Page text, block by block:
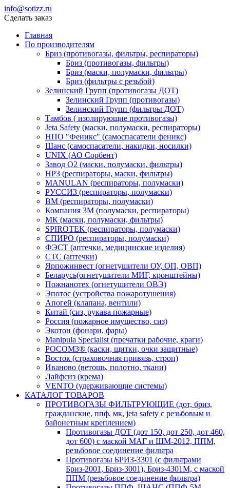
info@sotizz.ru
Сделать заказ
Главная
По производителям
Бриз (противогазы, фильтры, респираторы)
Бриз (противогазы, фильтры)
Бриз (маски, полумаски, фильтры)
Бриз (фильтры с резьбой)
Зелинский Групп (противогазы ДОТ)
Зелинский Групп (противогазы)
Зелинский Групп (фильтры ДОТ)
Тамбов ( изолирующие противогазы)
Jeta Safety (маски, полумаски, респираторы)
НПО "Феникс" (самоспасатели феникс)
Шанс (самоспасатели, накидки, носилки)
UNIX (АО Сорбент)
Завод О2 (маски, полумаски, фильтры)
НРЗ (респираторы, маски, фильтры)
MANULAN (респираторы, полумаски)
РУССИЗ (респираторы, полумаски)
ВМ (респираторы, полумаски)
Компания 3М (полумаски, респираторы)
МК (маски, полумаски, фильтры)
SPIROTEK (респираторы, полумаски)
СПИРО (респираторы, полумаски)
ФЭСТ (аптечки, медицинские изделия)
СТС (аптечки)
Ярпожинвест (огнетушители ОУ, ОП, ОВП)
Беларусь(огнетушители МИГ, кронштейны)
Пожнанотех (огнетушители ОВЭ)
Эпотос (устройства пожаротушения)
Апогей (клапана, вентили)
Китай (сиз, рукава пожарные)
Россия (пожарное имущество, сиз)
Экотон (фонари, фары)
Manipula Specialist (пречатки рабочие, краги)
РОСОМЗ® (каски, щитки, очки защитные)
Восток (страховочная привязь, строп)
Иваново (ветошь, полотно, ткани)
Лайфсиз (крема)
VENTO (удерживающие системы)
КАТАЛОГ ТОВАРОВ
ПРОТИВОГАЗЫ ФИЛЬТРУЮЩИЕ (дот, бриз,
гражданские, ппф, мк, jeta safety с резьбовым и
байонетным креплением)
Противогазы ДОТ (дот 150, дот 250, дот 460,
дот 600) с маской МАГ и ШМ-2012, ППМ,
резьбовое соединение фильтра
Противогазы БРИЗ-3301 (с фильтрами
Бриз-2001, Бриз-3001), Бриз-4301М, с маской
ППМ (резьбовое соединение фильтра)